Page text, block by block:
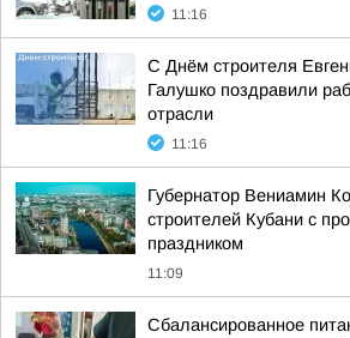
11:16
С Днём строителя
Галушко поздравили
отрасли
11:16
Губернатор Вениамин
строителей Кубани с
праздником
11:09
Сбалансированное